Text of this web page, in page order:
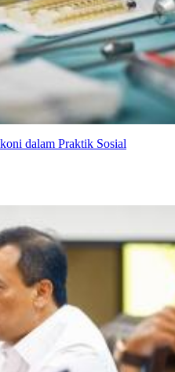
dalam Praktik Sosial